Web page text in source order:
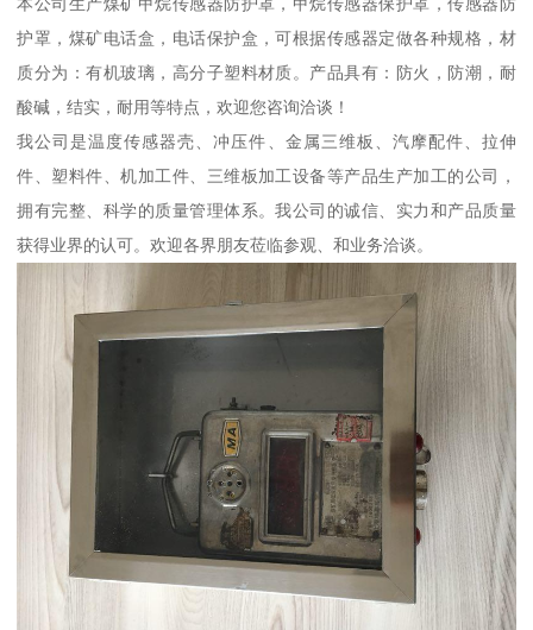
护罩，煤矿电话盒，电话保护盒，可根据传感器定做各种规格，材
质分为：有机玻璃，高分子塑料材质。产品具有：防火，防潮，耐
酸碱，结实，耐用等特点，欢迎您咨询洽谈！
我公司是温度传感器壳、冲压件、金属三维板、汽摩配件、拉伸
件、塑料件、机加工件、三维板加工设备等产品生产加工的公司，
拥有完整、科学的质量管理体系。我公司的诚信、实力和产品质量
获得业界的认可。欢迎各界朋友莅临参观、和业务洽谈。